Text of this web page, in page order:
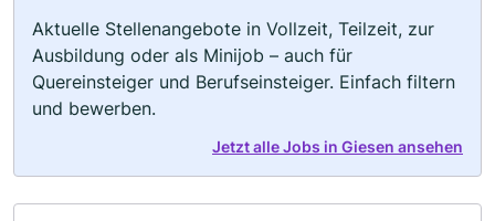
Aktuelle Stellenangebote in Vollzeit, Teilzeit, zur
Ausbildung oder als Minijob – auch für
Quereinsteiger und Berufseinsteiger. Einfach filtern
und bewerben.
Jetzt alle Jobs in Giesen ansehen